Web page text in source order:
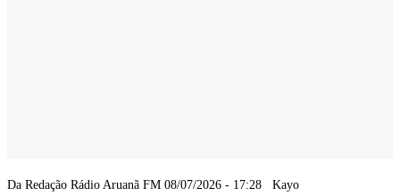
Da Redação Rádio Aruanã FM 08/07/2026 - 17:28 Kayo